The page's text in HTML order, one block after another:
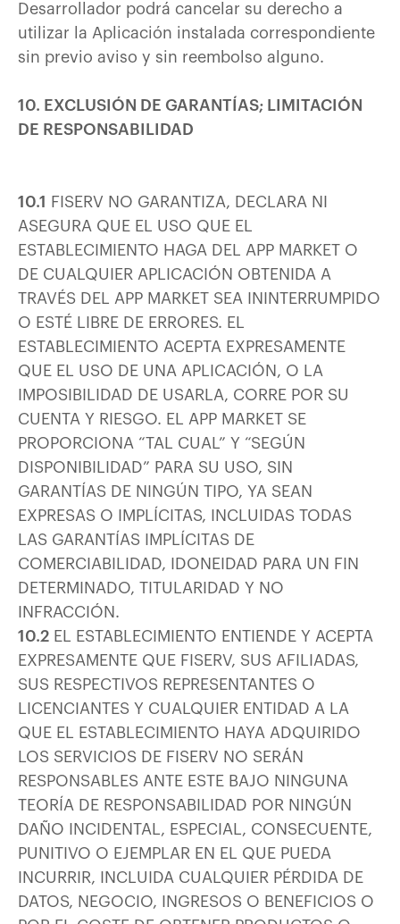
Desarrollador podrá cancelar su derecho a
utilizar la Aplicación instalada correspondiente
sin previo aviso y sin reembolso alguno.
10. EXCLUSIÓN DE GARANTÍAS; LIMITACIÓN
DE RESPONSABILIDAD
10.1
FISERV NO GARANTIZA, DECLARA NI
ASEGURA QUE EL USO QUE EL
ESTABLECIMIENTO HAGA DEL APP MARKET O
DE CUALQUIER APLICACIÓN OBTENIDA A
TRAVÉS DEL APP MARKET SEA ININTERRUMPIDO
O ESTÉ LIBRE DE ERRORES. EL
ESTABLECIMIENTO ACEPTA EXPRESAMENTE
QUE EL USO DE UNA APLICACIÓN, O LA
IMPOSIBILIDAD DE USARLA, CORRE POR SU
CUENTA Y RIESGO. EL APP MARKET SE
PROPORCIONA “TAL CUAL” Y “SEGÚN
DISPONIBILIDAD” PARA SU USO, SIN
GARANTÍAS DE NINGÚN TIPO, YA SEAN
EXPRESAS O IMPLÍCITAS, INCLUIDAS TODAS
LAS GARANTÍAS IMPLÍCITAS DE
COMERCIABILIDAD, IDONEIDAD PARA UN FIN
DETERMINADO, TITULARIDAD Y NO
INFRACCIÓN.
10.2 EL ESTABLECIMIENTO ENTIENDE Y ACEPTA
EXPRESAMENTE QUE FISERV, SUS AFILIADAS,
SUS RESPECTIVOS REPRESENTANTES O
LICENCIANTES Y CUALQUIER ENTIDAD A LA
QUE EL ESTABLECIMIENTO HAYA ADQUIRIDO
LOS SERVICIOS DE FISERV NO SERÁN
RESPONSABLES ANTE ESTE BAJO NINGUNA
TEORÍA DE RESPONSABILIDAD POR NINGÚN
DAÑO INCIDENTAL, ESPECIAL, CONSECUENTE,
PUNITIVO O EJEMPLAR EN EL QUE PUEDA
INCURRIR, INCLUIDA CUALQUIER PÉRDIDA DE
DATOS, NEGOCIO, INGRESOS O BENEFICIOS O